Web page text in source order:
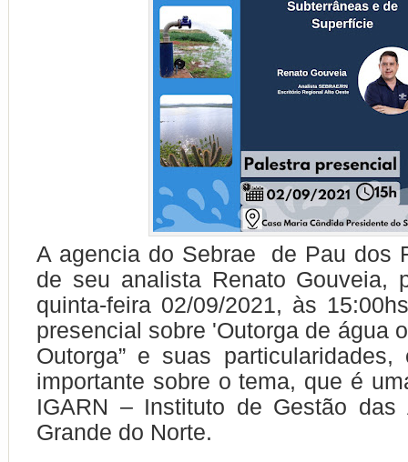
A agencia do Sebrae
de Pau dos
de seu analista Renato Gouveia,
quinta-feira 02/09/2021, às
presencial sobre 'Outorga de água
Outorga” e suas particularidades,
importante sobre o tema, que é
IGARN – Instituto de Gestão das
Grande do Norte.